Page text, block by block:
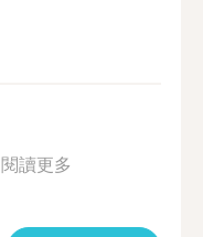
閱讀更多